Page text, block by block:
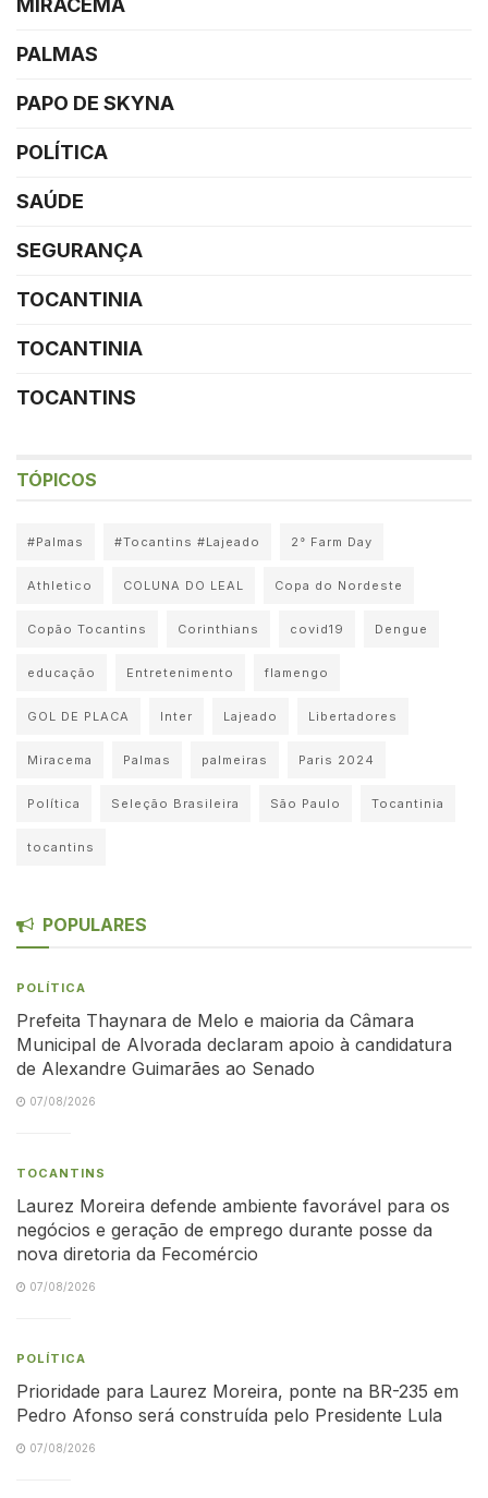
MIRACEMA
PALMAS
PAPO DE SKYNA
POLÍTICA
SAÚDE
SEGURANÇA
TOCANTINIA
TOCANTINIA
TOCANTINS
TÓPICOS
#Palmas #Tocantins #Lajeado 2° Farm Day
Athletico COLUNA DO LEAL Copa do Nordeste
Copão Tocantins Corinthians covid19 Dengue
educação Entretenimento flamengo
GOL DE PLACA Inter Lajeado Libertadores
Miracema Palmas palmeiras Paris 2024
Política Seleção Brasileira São Paulo Tocantinia
tocantins
POPULARES
POLÍTICA
Prefeita Thaynara de Melo e maioria da Câmara
Municipal de Alvorada declaram apoio à candidatura
de Alexandre Guimarães ao Senado
07/08/2026
TOCANTINS
Laurez Moreira defende ambiente favorável para os
negócios e geração de emprego durante posse da
nova diretoria da Fecomércio
07/08/2026
POLÍTICA
Prioridade para Laurez Moreira, ponte na BR-235 em
Pedro Afonso será construída pelo Presidente Lula
07/08/2026